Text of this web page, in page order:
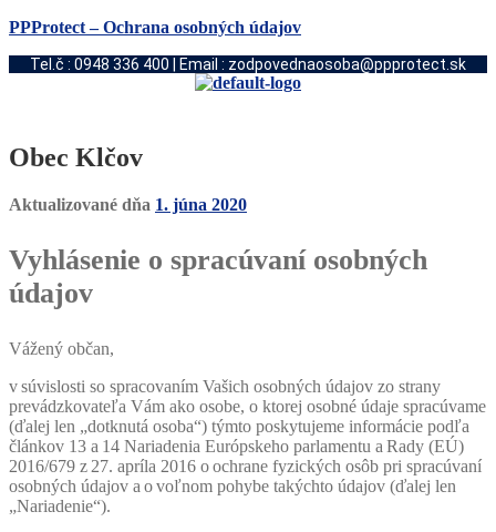
PPProtect – Ochrana osobných údajov
Tel.č : 0948 336 400 | Email : zodpovednaosoba@ppprotect.sk
Obec Klčov
Aktualizované dňa 1. júna 2020
Vyhlásenie o spracúvaní osobných
údajov
Vážený občan,
v súvislosti so spracovaním Vašich osobných údajov zo strany
prevádzkovateľa Vám ako osobe, o ktorej osobné údaje spracúvame
(ďalej len „dotknutá osoba“) týmto poskytujeme informácie podľa
článkov 13 a 14 Nariadenia Európskeho parlamentu a Rady (EÚ)
2016/679 z 27. apríla 2016 o ochrane fyzických osôb pri spracúvaní
osobných údajov a o voľnom pohybe takýchto údajov (ďalej len
„Nariadenie“).